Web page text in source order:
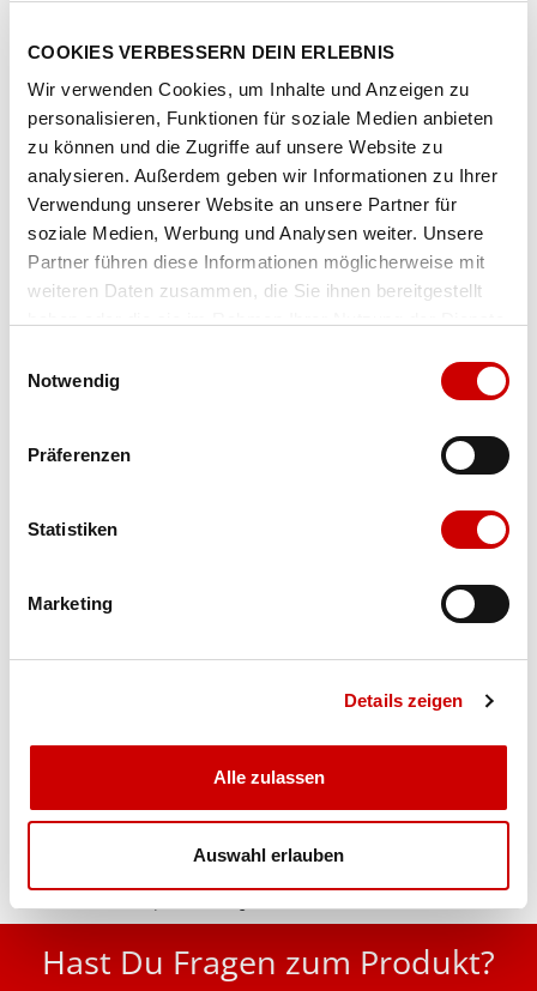
COOKIES VERBESSERN DEIN ERLEBNIS
Wir verwenden Cookies, um Inhalte und Anzeigen zu
personalisieren, Funktionen für soziale Medien anbieten
zu können und die Zugriffe auf unsere Website zu
analysieren. Außerdem geben wir Informationen zu Ihrer
Verwendung unserer Website an unsere Partner für
soziale Medien, Werbung und Analysen weiter. Unsere
Partner führen diese Informationen möglicherweise mit
weiteren Daten zusammen, die Sie ihnen bereitgestellt
Notwendig
Präferenzen
Statistiken
Marketing
Details zeigen
Alle zulassen
Auswahl erlauben
Artikel-Nr.FM121010148-black-black
Farbe black/black
Menge
Bis 17:00 Uhr bestellen: morgen geliefert - ab CHF 50.00
portofrei
Produktbeschreibung
Eigenschaften
Hast Du Fragen zum Produkt?